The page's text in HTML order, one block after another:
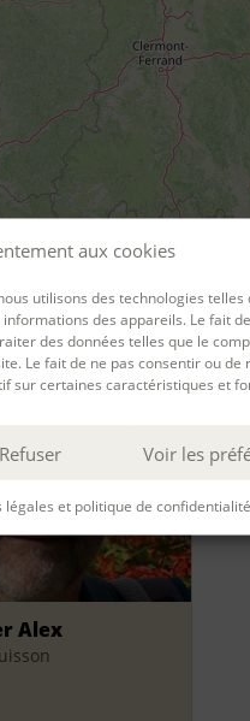
aux cookies
utilisons des technologies telles
des appareils. Le fait
des données telles que le
Le fait de ne pas consentir ou de
sur certaines caractéristiques et
Refuser Voir les
légales et politique de confidentialité
Alex